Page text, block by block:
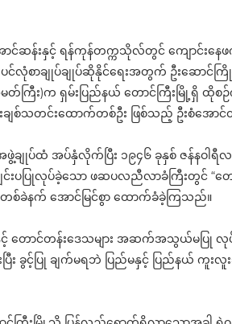
ဆန်းနှင့် ရန်ကုန်တက္ကသိုလ်တွင် ကျောင်းနေဖ
း ပင်လုံစာချုပ်ချုပ်ဆိုနိုင်ရေးအတွက် ဦးဆော
း)က ရှမ်းပြည်နယ် တောင်ကြီးမြို့ရှိ ထိုစဉ်က
းချစ်သတင်းထောက်တစ်ဦး ဖြစ်သည့် ဦးစံအေ
ပ်ထံ အပ်နှံလိုက်ပြီး ၁၉၄၆ ခုနှစ် ဇန်နဝါရီ
ပြုလုပ်ခဲ့သော ဖဆပလညီလာခံကြီးတွင် “တောင်
စ်ခဲနက် အောင်မြင်စွာ ထောက်ခံခဲ့ကြသည်။
ောင်တန်းဒေသများ အဆက်အသွယ်မပြု လုပ်နို
န်းပြီး ခွင့်ပြု ချက်မရဘဲ ပြည်မနှင့် ပြည်နယ် ကူ